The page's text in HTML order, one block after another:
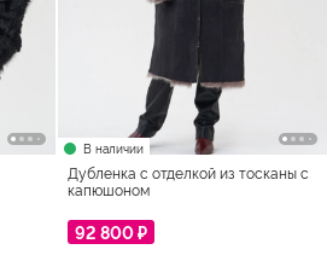
В наличии
Дубленка с отделкой из тосканы с
капюшоном
92 800 ₽